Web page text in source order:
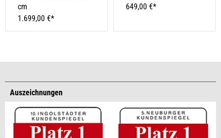
cm
1.699,00 €*
649,00 €*
Auszeichnungen